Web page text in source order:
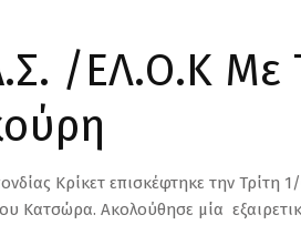
/ΕΛ.Ο.Κ Με
Κρίκετ επισκέφτηκε την
Κατσώρα. Ακολούθησε μία